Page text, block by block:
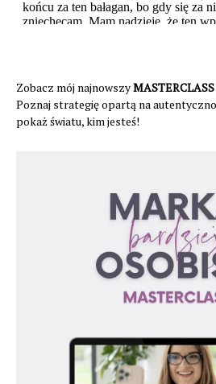
Zobacz mój najnowszy
Poznaj strategię opartą na
pokaż światu, kim jesteś!